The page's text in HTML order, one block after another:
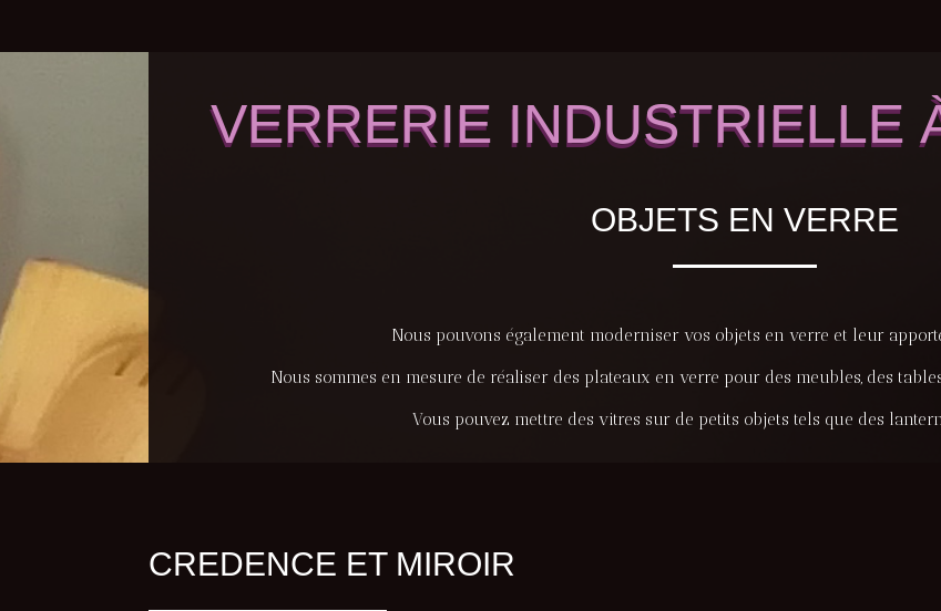
VERRERIE INDUSTRIELLE
OBJETS EN VERRE
Nous pouvons également moderniser vos objets en verre et leur
Nous sommes en mesure de réaliser des plateaux en verre pour des meubles, des
Vous pouvez mettre des vitres sur de petits objets tels que des
CREDENCE ET MIROIR